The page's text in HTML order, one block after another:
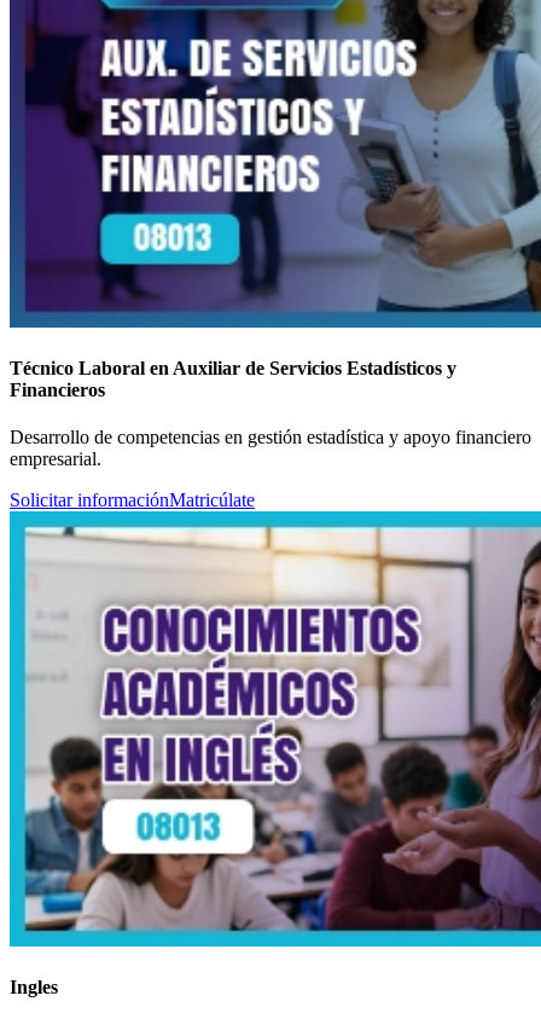
Técnico Laboral en Auxiliar de Servicios Estadísticos y
Financieros
Desarrollo de competencias en gestión estadística y apoyo financiero
empresarial.
Solicitar informaciónMatricúlate
Ingles